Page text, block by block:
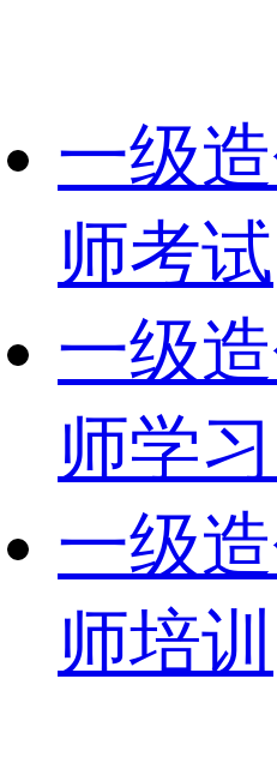
一级
师考试
一级
师学
一级
师培训